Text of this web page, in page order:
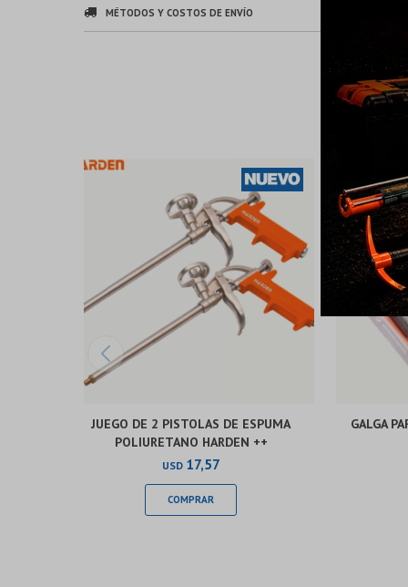
MÉTODOS Y COSTOS DE ENVÍO
JUEGO DE 2 PISTOLAS DE ESPUMA
POLIURETANO HARDEN ++
USD 17,57
GALGA